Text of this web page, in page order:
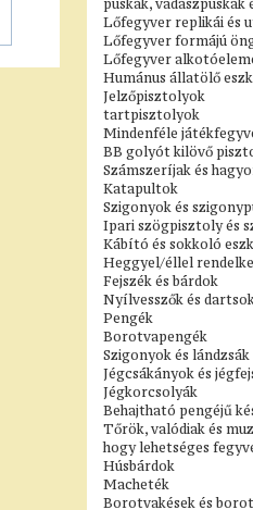
puskák,
Lőfegyver replikái és
Lőfegyver formájú
Lőfegyver
Humánus állatölő
Jelzőpisztolyok
tartpisztolyok
Mindenféle
BB golyót kilövő
Számszeríjak és
Katapultok
Szigonyok és
Ipari szögpisztoly és
Kábító és sokkoló
Heggyel/éllel
Fejszék és bárdok
Nyílvesszők és
Pengék
Borotvapengék
Szigonyok és lándzsák
Jégcsákányok és
Jégkorcsolyák
Behajtható pengéjű
Tőrök, valódiak és
hogy lehetséges
Húsbárdok
Macheték
Borotvakések és